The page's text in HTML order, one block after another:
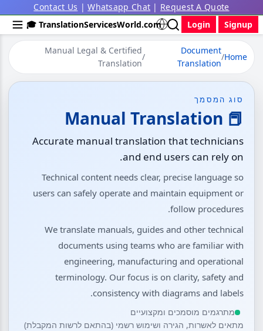
Contact Us |Whatsapp Chat | Request A Quote
🎓 TranslationServicesWorld.com
Login Signup
Home
/
Document
Translation
/
Manual Legal & Certified
Translation
סוג המסמך
📕 Manual Translation
Accurate manual translation that technicians
and end users can rely on.
Technical content needs clear, precise language so
users can safely operate and maintain equipment or
follow procedures.
We translate manuals, guides and other technical
documents using teams who are familiar with
engineering, manufacturing and operational
terminology. Our focus is on clarity, safety and
consistency with diagrams and labels.
מתרגמים מוסמכים ומקצועיים
מתאים לאשרות, הגירה ושימוש רשמי (בהתאם לרשות המקבלת)